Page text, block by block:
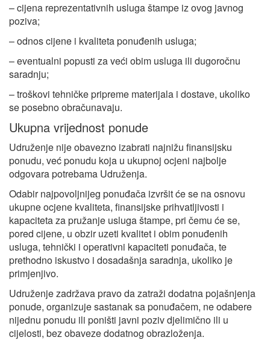
– cijena reprezentativnih usluga štampe iz ovog javnog
poziva;
– odnos cijene i kvaliteta ponuđenih usluga;
– eventualni popusti za veći obim usluga ili dugoročnu
saradnju;
– troškovi tehničke pripreme materijala i dostave, ukoliko
se posebno obračunavaju.
Ukupna vrijednost ponude
Udruženje nije obavezno izabrati najnižu finansijsku
ponudu, već ponudu koja u ukupnoj ocjeni najbolje
odgovara potrebama Udruženja.
Odabir najpovoljnijeg ponuđača izvršit će se na osnovu
ukupne ocjene kvaliteta, finansijske prihvatljivosti i
kapaciteta za pružanje usluga štampe, pri čemu će se,
pored cijene, u obzir uzeti kvalitet i obim ponuđenih
usluga, tehnički i operativni kapaciteti ponuđača, te
prethodno iskustvo i dosadašnja saradnja, ukoliko je
primjenjivo.
Udruženje zadržava pravo da zatraži dodatna pojašnjenja
ponude, organizuje sastanak sa ponuđačem, ne odabere
nijednu ponudu ili poništi javni poziv djelimično ili u
cijelosti, bez obaveze dodatnog obrazloženja.